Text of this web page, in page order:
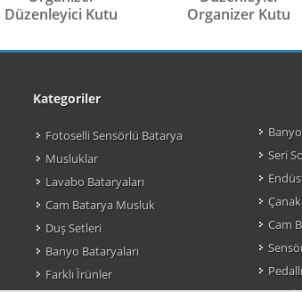
Düzenleyici Kutu
Organizer Kutu
Kategoriler
Fotoselli Sensörlü Batarya
Musluklar
Lavabo Bataryaları
Cam Batarya Musluk
Duş Setleri
Banyo Bataryaları
Farklı Ìrünler
Seri
Cam